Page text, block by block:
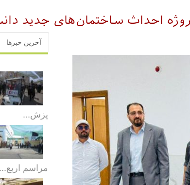
احداث ساختمان‌های جدید
آخرین خبرها
پزش...
مراسم اربع...